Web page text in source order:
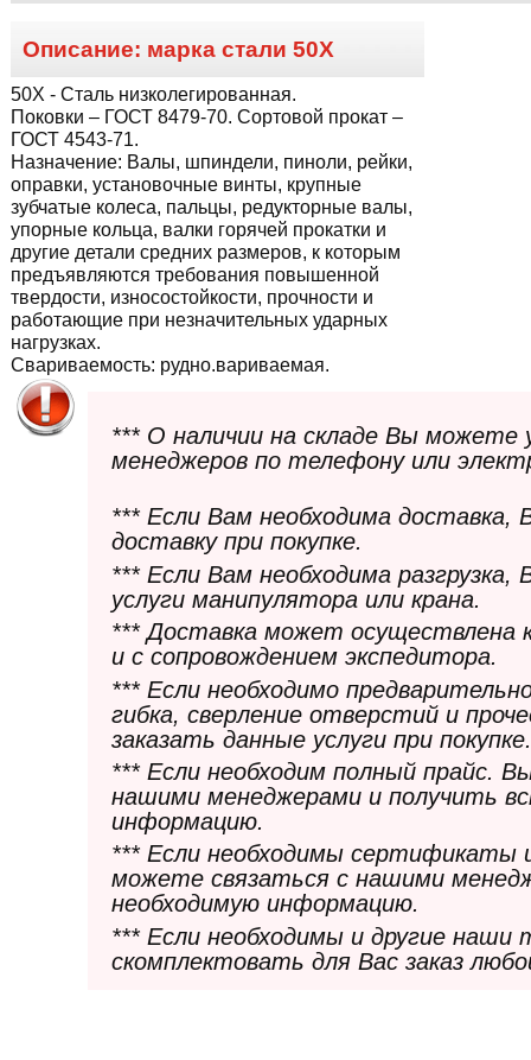
Описание: марка стали 50Х
50Х - Сталь низколегированная.
Поковки – ГОСТ 8479-70. Сортовой прокат –
ГОСТ 4543-71.
Назначение: Валы, шпиндели, пиноли, рейки,
оправки, установочные винты, крупные
зубчатые колеса, пальцы, редукторные валы,
упорные кольца, валки горячей прокатки и
другие детали средних размеров, к которым
предъявляются требования повышенной
твердости, износостойкости, прочности и
работающие при незначительных ударных
нагрузках.
Свариваемость: рудно.вариваемая.
*** О наличии на складе Вы можете
менеджеров по телефону или
*** Если Вам необходима
доставку при покупке.
*** Если Вам необходима
услуги манипулятора или крана.
*** Доставка может осуществлена
и с сопровождением экспедитора.
*** Если необходимо
гибка, сверление отверстий и
заказать данные услуги при покупке.
*** Если необходим полный прайс.
нашими менеджерами и получить
информацию.
*** Если необходимы сертификаты
можете связаться с нашими
необходимую информацию.
*** Если необходимы и другие
скомплектовать для Вас заказ